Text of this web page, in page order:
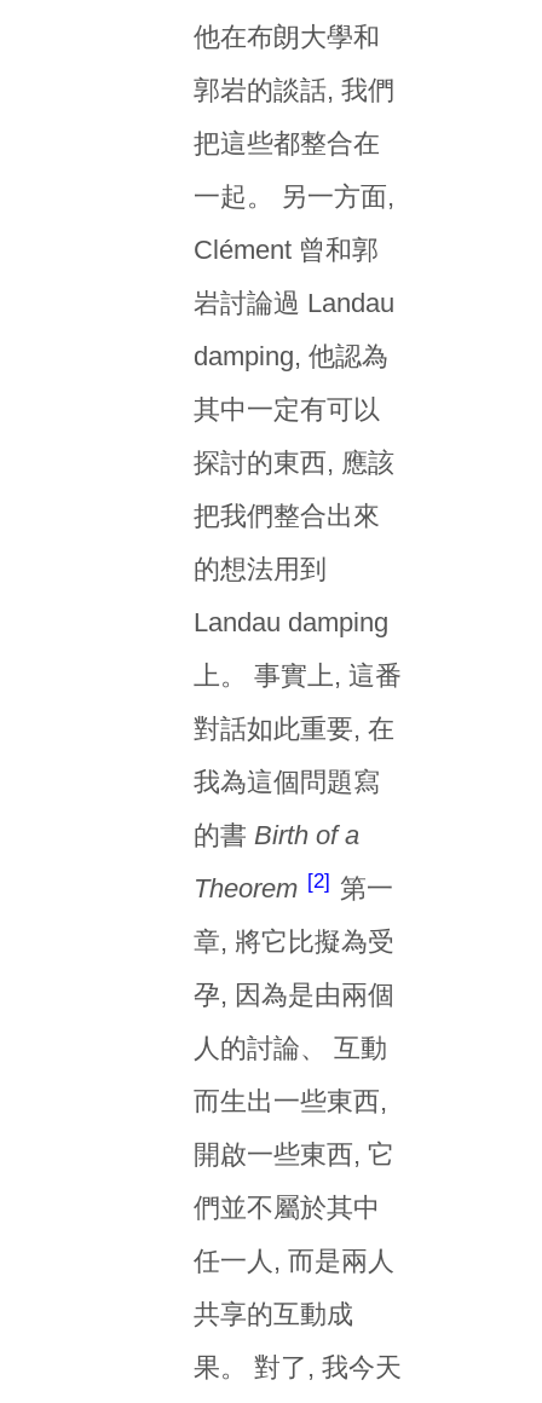
他在布朗大學和
郭岩的談話, 我們
把這些都整合在
一起。 另一方面,
Clément 曾和郭
岩討論過 Landau
damping, 他認為
其中一定有可以
探討的東西, 應該
把我們整合出來
的想法用到
Landau damping
上。 事實上, 這番
對話如此重要, 在
我為這個問題寫
的書 Birth of a
Theorem
2
第一
章, 將它比擬為受
孕, 因為是由兩個
人的討論、 互動
而生出一些東西,
開啟一些東西, 它
們並不屬於其中
任一人, 而是兩人
共享的互動成
果。 對了, 我今天